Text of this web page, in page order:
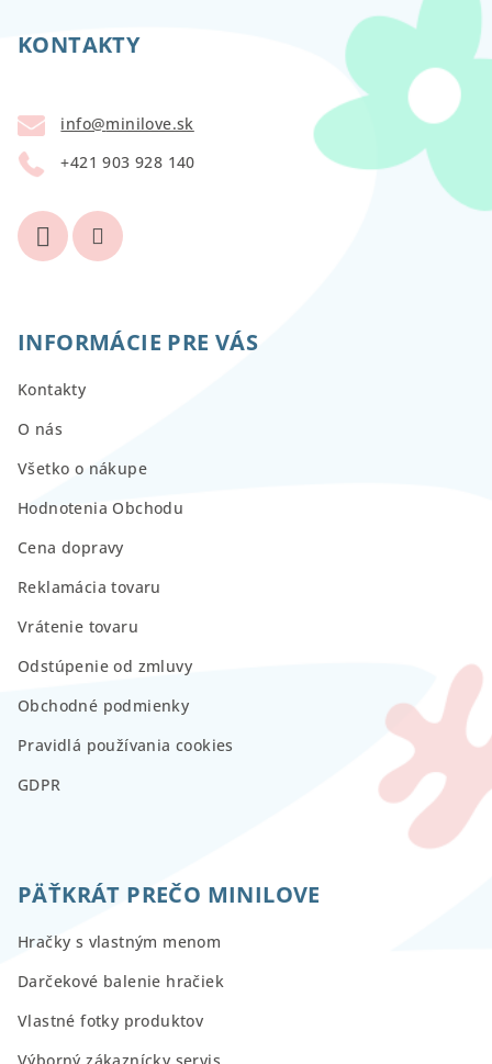
KONTAKTY
info@minilove.sk
+421 903 928 140
INFORMÁCIE PRE VÁS
Kontakty
O nás
Všetko o nákupe
Hodnotenia Obchodu
Cena dopravy
Reklamácia tovaru
Vrátenie tovaru
Odstúpenie od zmluvy
Obchodné podmienky
Pravidlá používania cookies
GDPR
PÄŤKRÁT PREČO MINILOVE
Hračky s vlastným menom
Darčekové balenie hračiek
Vlastné fotky produktov